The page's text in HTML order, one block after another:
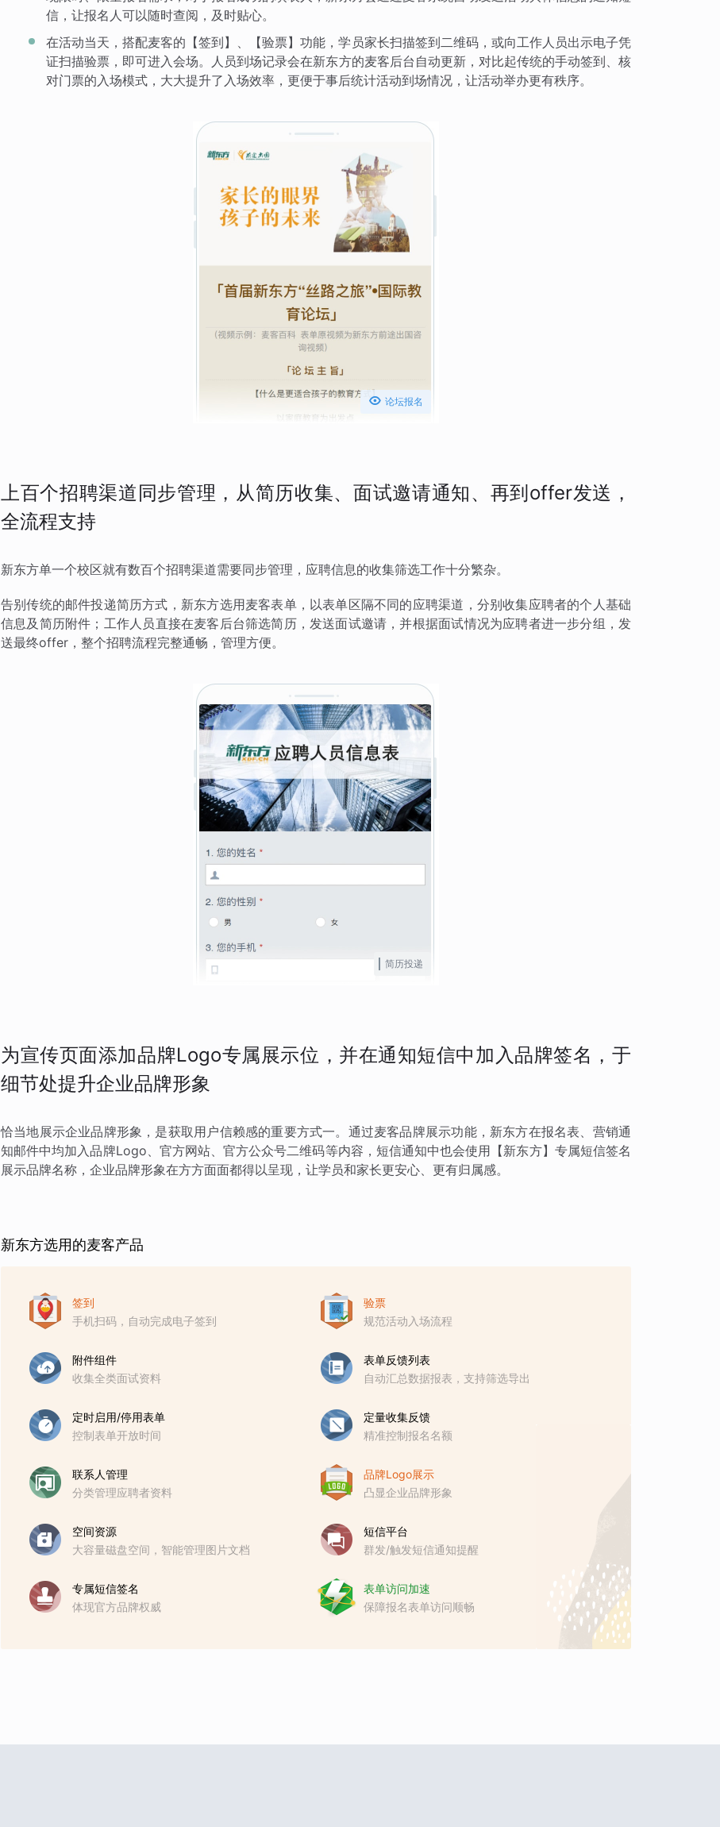
信，让报名人可以随时查阅，及时贴心。
在活动当天，搭配麦客的【签到】、【验票】功能，学员家长扫描签到二维码，或向工作人员出示电子凭
证扫描验票，即可进入会场。人员到场记录会在新东方的麦客后台自动更新，对比起传统的手动签到、核
对门票的入场模式，大大提升了入场效率，更便于事后统计活动到场情况，让活动举办更有秩序。
 论坛报名
上百个招聘渠道同步管理，从简历收集、面试邀请通知、再到offer发送，
全流程支持
新东方单一个校区就有数百个招聘渠道需要同步管理，应聘信息的收集筛选工作十分繁杂。
告别传统的邮件投递简历方式，新东方选用麦客表单，以表单区隔不同的应聘渠道，分别收集应聘者的个人基础
信息及简历附件；工作人员直接在麦客后台筛选简历，发送面试邀请，并根据面试情况为应聘者进一步分组，发
送最终offer，整个招聘流程完整通畅，管理方便。
简历投递
为宣传页面添加品牌Logo专属展示位，并在通知短信中加入品牌签名，于
细节处提升企业品牌形象
恰当地展示企业品牌形象，是获取用户信赖感的重要方式一。通过麦客品牌展示功能，新东方在报名表、营销通
知邮件中均加入品牌Logo、官方网站、官方公众号二维码等内容，短信通知中也会使用【新东方】专属短信签名
展示品牌名称，企业品牌形象在方方面面都得以呈现，让学员和家长更安心、更有归属感。
新东方选用的麦客产品
签到
手机扫码，自动完成电子签到
验票
规范活动入场流程
附件组件
收集全类面试资料
表单反馈列表
自动汇总数据报表，支持筛选导出
定时启用/停用表单
控制表单开放时间
定量收集反馈
精准控制报名名额
联系人管理
分类管理应聘者资料
品牌Logo展示
凸显企业品牌形象
空间资源
大容量磁盘空间，智能管理图片文档
短信平台
群发/触发短信通知提醒
专属短信签名
体现官方品牌权威
表单访问加速
保障报名表单访问顺畅